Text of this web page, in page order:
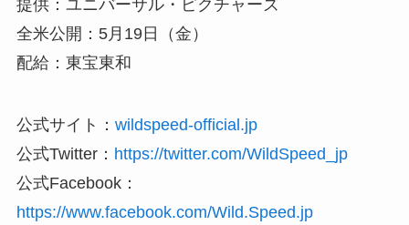
提供：ユニバーサル・ピクチャーズ
全米公開：5月19日（金）
配給：東宝東和
公式サイト： wildspeed-official.jp
公式Twitter： https://twitter.com/WildSpeed_jp
公式Facebook：
https://www.facebook.com/Wild.Speed.jp